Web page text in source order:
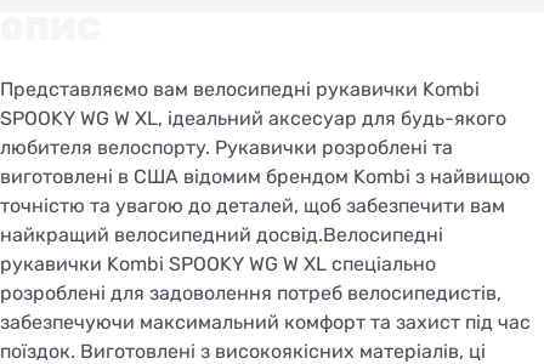
Представляємо вам велосипедні рукавички Kombi
SPOOKY WG W XL, ідеальний аксесуар для будь-якого
любителя велоспорту. Рукавички розроблені та
виготовлені в США відомим брендом Kombi з найвищою
точністю та увагою до деталей, щоб забезпечити вам
найкращий велосипедний досвід.Велосипедні
рукавички Kombi SPOOKY WG W XL спеціально
розроблені для задоволення потреб велосипедистів,
забезпечуючи максимальний комфорт та захист під час
поїздок. Виготовлені з високоякісних матеріалів, ці